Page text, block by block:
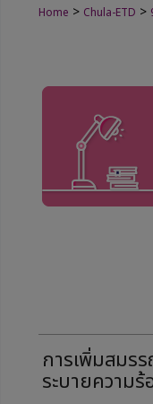
Home > Chula-ETD >
การเพิ่มสมร
ระบายความ